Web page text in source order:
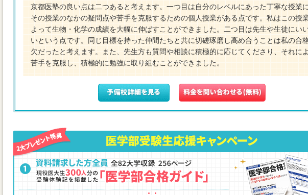
京都医塾の良い点は二つあると考えます。一つ目は自分のレベルにあった丁寧な授業に
その授業のなかの疑問点や苦手を克服するための個人授業がある点です。私はこの授
よって生物・化学の成績を大幅に伸ばすことができました。二つ目は先生や生徒にい
いという点です。同じ目標を持った仲間たちと共に切磋琢磨し高め合うことは私の合
欠だったと考えます。また、先生方も質問や相談に積極的に応じてくださり、それに
苦手を克服し、積極的に勉強に取り組むことができました。